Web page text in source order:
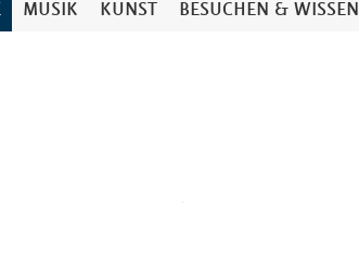
MUSIK KUNST BESUCHEN & WISSEN